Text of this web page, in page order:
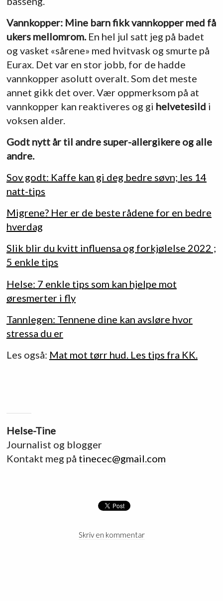
Vannkopper: Mine barn fikk vannkopper med få
ukers mellomrom.En hel jul satt jeg på badet
og vasket «sårene» med hvitvask og smurte på
Eurax. Det var en stor jobb, for de hadde
vannkopper asolutt overalt. Som det meste
annet gikk det over. Vær oppmerksom på at
vannkopper kan reaktiveres og gi helvetesild i
voksen alder.
Godt nytt år til andre super-allergikere og alle
andre.
Sov godt: Kaffe kan gi deg bedre søvn; les 14
natt-tips
Migrene? Her er de beste rådene for en bedre
hverdag
Slik blir du kvitt influensa og forkjølelse 2022 ;
5 enkle tips
Helse: 7 enkle tips som kan hjelpe mot
øresmerter i fly
Tannlegen: Tennene dine kan avsløre hvor
stressa du er
Les også: Mat mot tørr hud. Les tips fra KK.
Helse-Tine
Journalist og blogger
Kontakt meg på tinecec@gmail.com
Skriv en kommentar